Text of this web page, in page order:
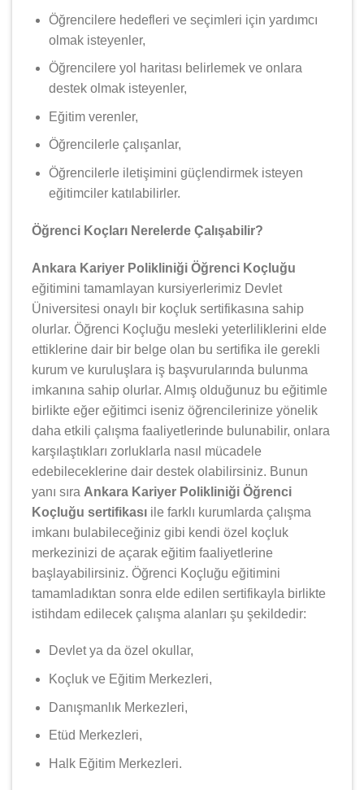
Öğrencilere hedefleri ve seçimleri için yardımcı
olmak isteyenler,
Öğrencilere yol haritası belirlemek ve onlara
destek olmak isteyenler,
Eğitim verenler,
Öğrencilerle çalışanlar,
Öğrencilerle iletişimini güçlendirmek isteyen
eğitimciler katılabilirler.
Öğrenci Koçları Nerelerde Çalışabilir?
Ankara Kariyer Polikliniği Öğrenci Koçluğu
eğitimini tamamlayan kursiyerlerimiz Devlet
Üniversitesi onaylı bir koçluk sertifikasına sahip
olurlar. Öğrenci Koçluğu mesleki yeterliliklerini elde
ettiklerine dair bir belge olan bu sertifika ile gerekli
kurum ve kuruluşlara iş başvurularında bulunma
imkanına sahip olurlar. Almış olduğunuz bu eğitimle
birlikte eğer eğitimci iseniz öğrencilerinize yönelik
daha etkili çalışma faaliyetlerinde bulunabilir, onlara
karşılaştıkları zorluklarla nasıl mücadele
edebileceklerine dair destek olabilirsiniz. Bunun
yanı sıra Ankara Kariyer Polikliniği Öğrenci
Koçluğu sertifikası ile farklı kurumlarda çalışma
imkanı bulabileceğiniz gibi kendi özel koçluk
merkezinizi de açarak eğitim faaliyetlerine
başlayabilirsiniz. Öğrenci Koçluğu eğitimini
tamamladıktan sonra elde edilen sertifikayla birlikte
istihdam edilecek çalışma alanları şu şekildedir:
Devlet ya da özel okullar,
Koçluk ve Eğitim Merkezleri,
Danışmanlık Merkezleri,
Etüd Merkezleri,
Halk Eğitim Merkezleri.